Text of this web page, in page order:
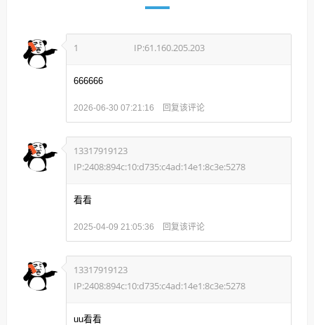
1 IP:61.160.205.203
666666
2026-06-30 07:21:16 回复该评论
13317919123
IP:2408:894c:10:d735:c4ad:14e1:8c3e:5278
看看
2025-04-09 21:05:36 回复该评论
13317919123
IP:2408:894c:10:d735:c4ad:14e1:8c3e:5278
uu看看